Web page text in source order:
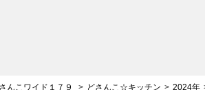
んこワイド１７９ どさんこ☆キッチン 2024年